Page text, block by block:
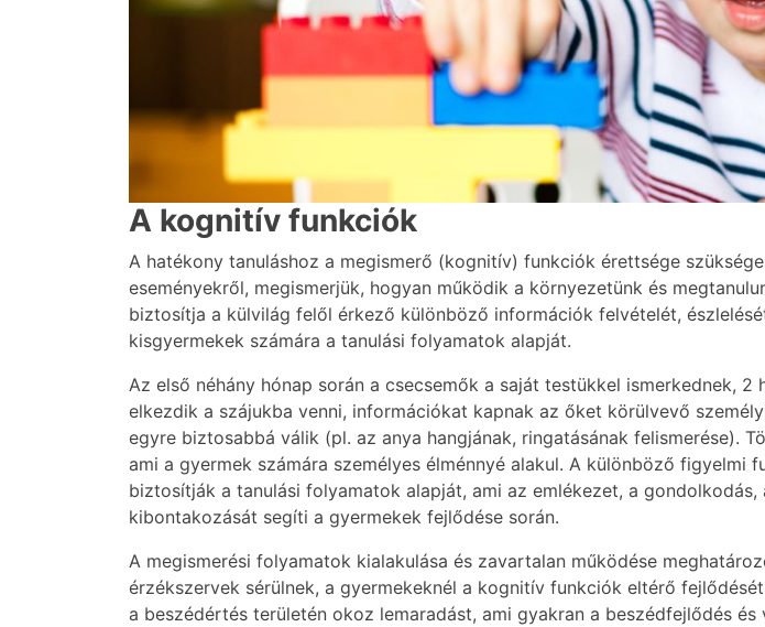
A kognitív funkciók
A hatékony tanuláshoz a megismerő (kognitív) funkciók érettsége
eseményekről, megismerjük, hogyan működik a környezetünk és
biztosítja a külvilág felől érkező különböző információk felvételét,
kisgyermekek számára a tanulási folyamatok alapját.
Az első néhány hónap során a csecsemők a saját testükkel ismerkednek,
elkezdik a szájukba venni, információkat kapnak az őket körülvevő
egyre biztosabbá válik (pl. az anya hangjának, ringatásának felismerése).
ami a gyermek számára személyes élménnyé alakul. A különböző
biztosítják a tanulási folyamatok alapját, ami az emlékezet, a
kibontakozását segíti a gyermekek fejlődése során.
A megismerési folyamatok kialakulása és zavartalan működése
érzékszervek sérülnek, a gyermekeknél a kognitív funkciók eltérő
a beszédértés területén okoz lemaradást, ami gyakran a beszédfejlődés és